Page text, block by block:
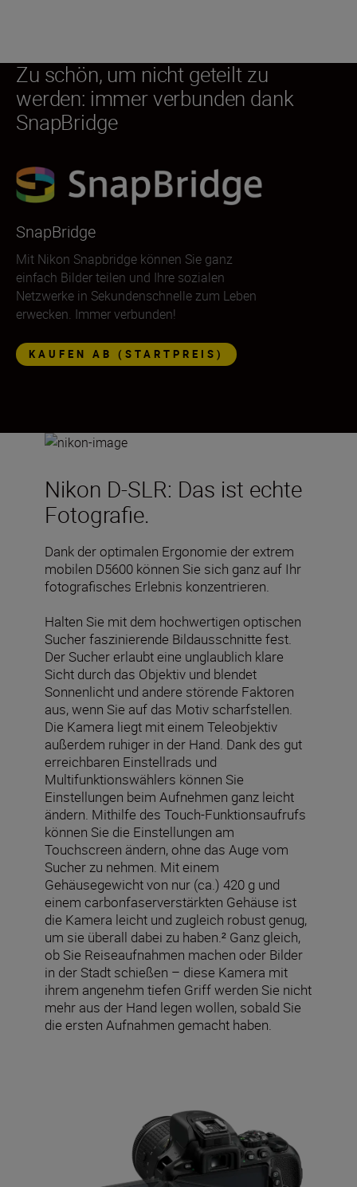
Zu schön, um nicht geteilt zu
werden: immer verbunden dank
SnapBridge
SnapBridge
Mit Nikon Snapbridge können Sie ganz
einfach Bilder teilen und Ihre sozialen
Netzwerke in Sekundenschnelle zum Leben
erwecken. Immer verbunden!
KAUFEN AB (STARTPREIS)
Nikon D-SLR: Das ist echte
Fotografie.
Dank der optimalen Ergonomie der extrem
mobilen D5600 können Sie sich ganz auf Ihr
fotografisches Erlebnis konzentrieren.
Halten Sie mit dem hochwertigen optischen
Sucher faszinierende Bildausschnitte fest.
Der Sucher erlaubt eine unglaublich klare
Sicht durch das Objektiv und blendet
Sonnenlicht und andere störende Faktoren
aus, wenn Sie auf das Motiv scharfstellen.
Die Kamera liegt mit einem Teleobjektiv
außerdem ruhiger in der Hand. Dank des gut
erreichbaren Einstellrads und
Multifunktionswählers können Sie
Einstellungen beim Aufnehmen ganz leicht
ändern. Mithilfe des Touch-Funktionsaufrufs
können Sie die Einstellungen am
Touchscreen ändern, ohne das Auge vom
Sucher zu nehmen. Mit einem
Gehäusegewicht von nur (ca.) 420 g und
einem carbonfaserverstärkten Gehäuse ist
die Kamera leicht und zugleich robust genug,
um sie überall dabei zu haben.² Ganz gleich,
ob Sie Reiseaufnahmen machen oder Bilder
in der Stadt schießen – diese Kamera mit
ihrem angenehm tiefen Griff werden Sie nicht
mehr aus der Hand legen wollen, sobald Sie
die ersten Aufnahmen gemacht haben.